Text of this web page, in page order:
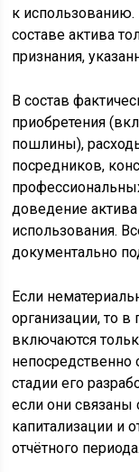
к использованию.
составе актива
признания,
В состав
приобретения
пошлины),
посредников,
доведение
использования.
документально
Если
организации, то
включаются
непосредственно
стадии его
если они
капитализации и
отчётного периода.